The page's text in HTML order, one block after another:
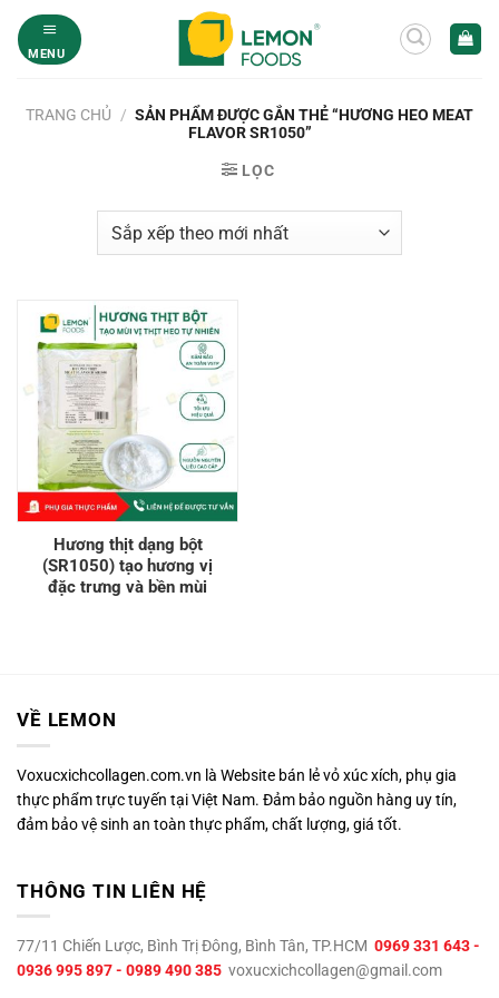
qua
MENU
TRANG CHỦ / SẢN PHẨM ĐƯỢC GẮN THẺ “HƯƠNG HEO MEAT
FLAVOR SR1050”
LỌC
Hương thịt dạng bột
(SR1050) tạo hương vị
đặc trưng và bền mùi
VỀ LEMON
Voxucxichcollagen.com.vn là Website bán lẻ vỏ xúc xích, phụ gia
thực phẩm trực tuyến tại Việt Nam. Đảm bảo nguồn hàng uy tín,
đảm bảo vệ sinh an toàn thực phẩm, chất lượng, giá tốt.
THÔNG TIN LIÊN HỆ
77/11 Chiến Lược, Bình Trị Đông, Bình Tân, TP.HCM 0969 331 643 -
0936 995 897 - 0989 490 385 voxucxichcollagen@gmail.com